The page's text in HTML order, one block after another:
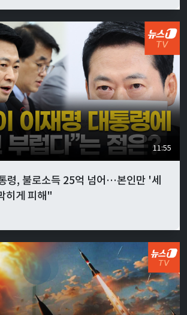
11:55
령, 불로소득 25억 넘어…본인만 '세
히게 피해"